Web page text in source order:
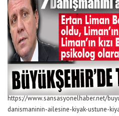
https://www.sansasyonelhaber.net/
danismaninin-ailesine-kiyak-ustune-